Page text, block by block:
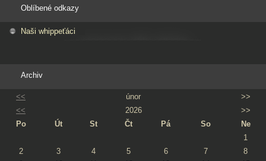
Oblíbené odkazy
Naši whippeťáci
Archiv
<< únor
>>
<<
2026
>>
Po
Út St Čt Pá So
Ne
1
2
3 4 5 6 7
8